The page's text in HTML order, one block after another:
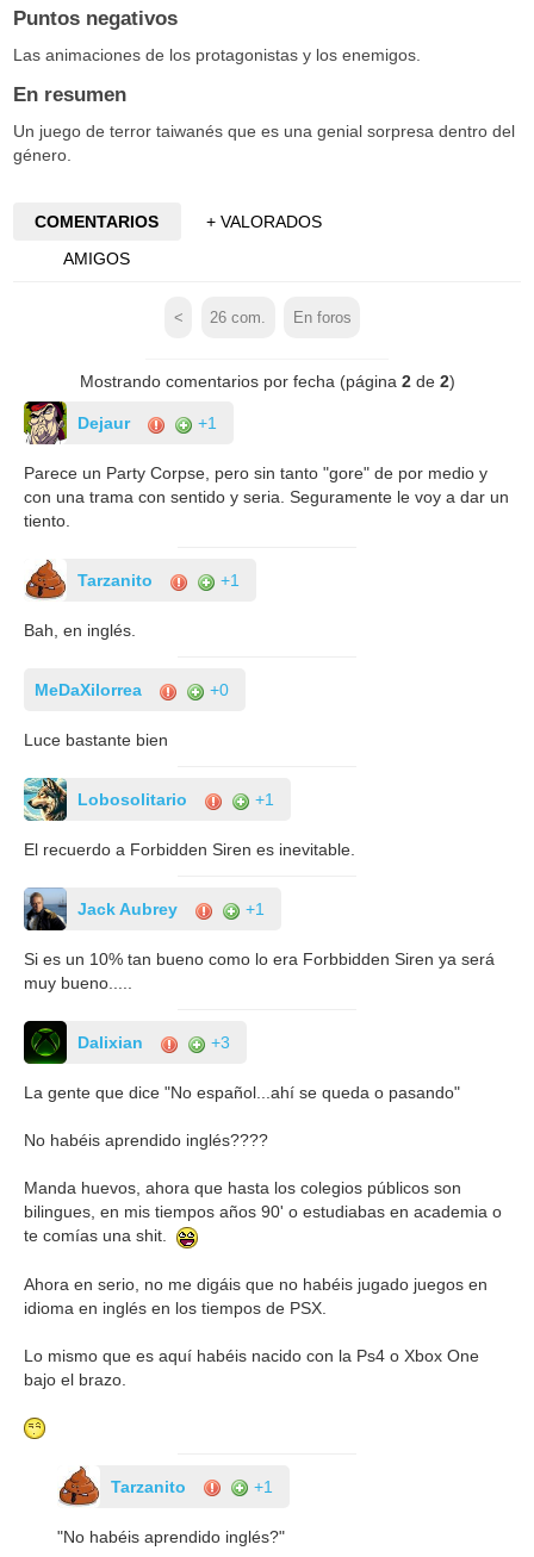
Puntos negativos
Las animaciones de los protagonistas y los enemigos.
En resumen
Un juego de terror taiwanés que es una genial sorpresa dentro del
género.
COMENTARIOS
+ VALORADOS
AMIGOS
< 26 com. En foros
Mostrando comentarios por fecha (página 2de 2)
Dejaur +1
Parece un Party Corpse, pero sin tanto "gore" de por medio y
con una trama con sentido y seria. Seguramente le voy a dar un
tiento.
Tarzanito +1
Bah, en inglés.
MeDaXilorrea +0
Luce bastante bien
Lobosolitario +1
El recuerdo a Forbidden Siren es inevitable.
Jack Aubrey +1
Si es un 10% tan bueno como lo era Forbbidden Siren ya será
muy bueno.....
Dalixian +3
La gente que dice "No español...ahí se queda o pasando"
No habéis aprendido inglés????
Manda huevos, ahora que hasta los colegios públicos son
bilingues, en mis tiempos años 90' o estudiabas en academia o
te comías una shit.
Ahora en serio, no me digáis que no habéis jugado juegos en
idioma en inglés en los tiempos de PSX.
Lo mismo que es aquí habéis nacido con la Ps4 o Xbox One
bajo el brazo.
Tarzanito +1
"No habéis aprendido inglés?"